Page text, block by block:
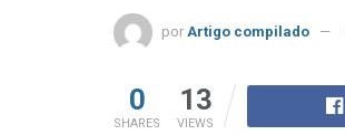
por Artigo compilado
0
SHARES
13
VIEWS